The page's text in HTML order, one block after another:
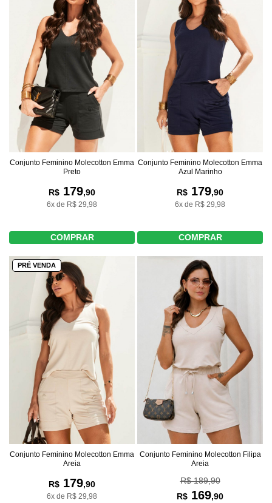
Conjunto Feminino Molecotton Emma
Preto
R$ 179,90
6x de R$ 29,98
COMPRAR
Conjunto Feminino Molecotton Emma
Azul Marinho
R$ 179,90
6x de R$ 29,98
COMPRAR
PRÉ VENDA
Conjunto Feminino Molecotton Emma
Areia
R$ 179,90
6x de R$ 29,98
Conjunto Feminino Molecotton Filipa
Areia
R$ 189,90
R$ 169,90